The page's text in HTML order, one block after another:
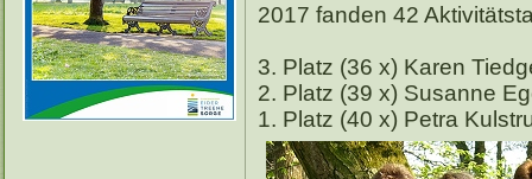
2017 fanden 42
3. Platz (36 x) Karen
2. Platz (39 x) Susanne
1. Platz (40 x) Petra